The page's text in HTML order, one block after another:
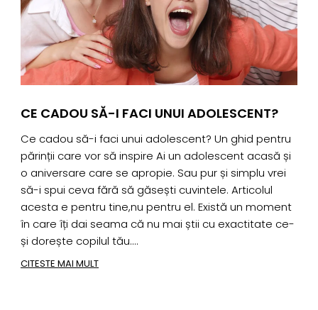
CE CADOU SĂ-I FACI UNUI ADOLESCENT?
Ce cadou să-i faci unui adolescent? Un ghid pentru
părinții care vor să inspire Ai un adolescent acasă și
o aniversare care se apropie. Sau pur și simplu vrei
să-i spui ceva fără să găsești cuvintele. Articolul
acesta e pentru tine,nu pentru el. Există un moment
în care îți dai seama că nu mai știi cu exactitate ce-
și dorește copilul tău....
CITESTE MAI MULT